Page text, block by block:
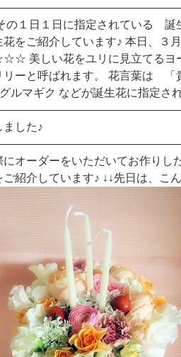
の１日１日に指定されている 誕
花をご紹介しています♪ 本日、
美しい花をユリに見立てるヨ
リーと呼ばれます。 花言葉は
ルマギク などが誕生花に指定さ
ました♪
にオーダーをいただいてお作りし
ご紹介しています♪ ↓↓先日は、こ